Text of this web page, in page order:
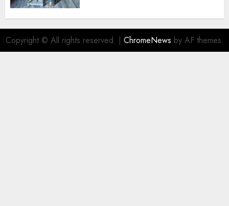
Copyright © All rights reserved. | ChromeNews by AF themes.